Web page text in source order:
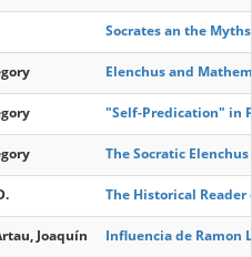
Socrates an the Myths
Elenchus and
"Self-Predication" in
The Socratic Elenchus
The Historical
Joaquín Influencia de Ramon